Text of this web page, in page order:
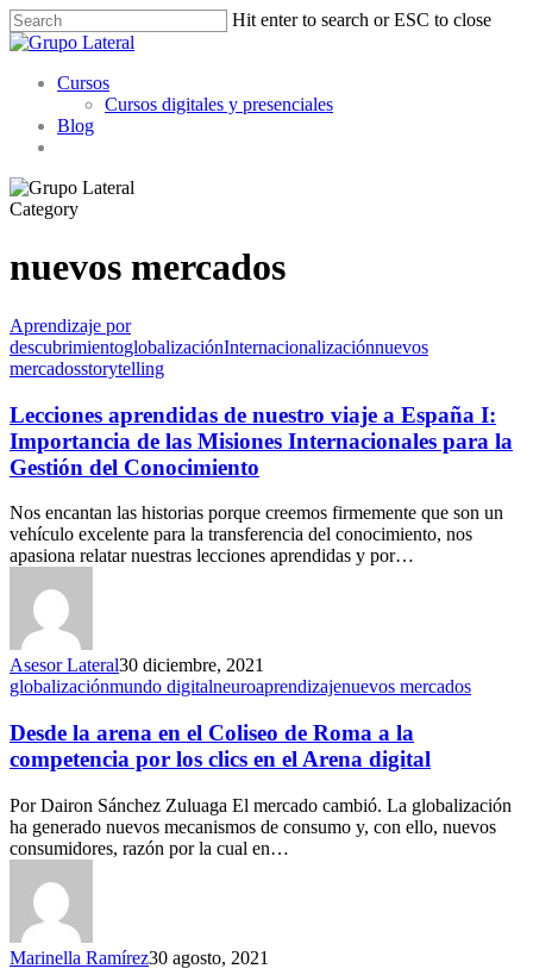
Skip
to
content
Hit enter to search or ESC to close
Close
Menu
Cursos
Cursos digitales y presenciales
Blog
Category
nuevos mercados
Aprendizaje por
descubrimientoglobalizaciónInternacionalizaciónnuevos
mercadosstorytelling
Lecciones aprendidas de nuestro viaje a España I:
Importancia de las Misiones Internacionales para la
Gestión del Conocimiento
Nos encantan las historias porque creemos firmemente que son un
vehículo excelente para la transferencia del conocimiento, nos
apasiona relatar nuestras lecciones aprendidas y por…
Asesor Lateral30 diciembre, 2021
globalizaciónmundo digitalneuroaprendizajenuevos mercados
Desde la arena en el Coliseo de Roma a la
competencia por los clics en el Arena digital
Por Dairon Sánchez Zuluaga El mercado cambió. La globalización
ha generado nuevos mecanismos de consumo y, con ello, nuevos
consumidores, razón por la cual en…
Marinella Ramírez30 agosto, 2021